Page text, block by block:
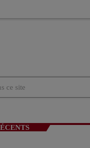
ANIMÉ PAR AKSEL